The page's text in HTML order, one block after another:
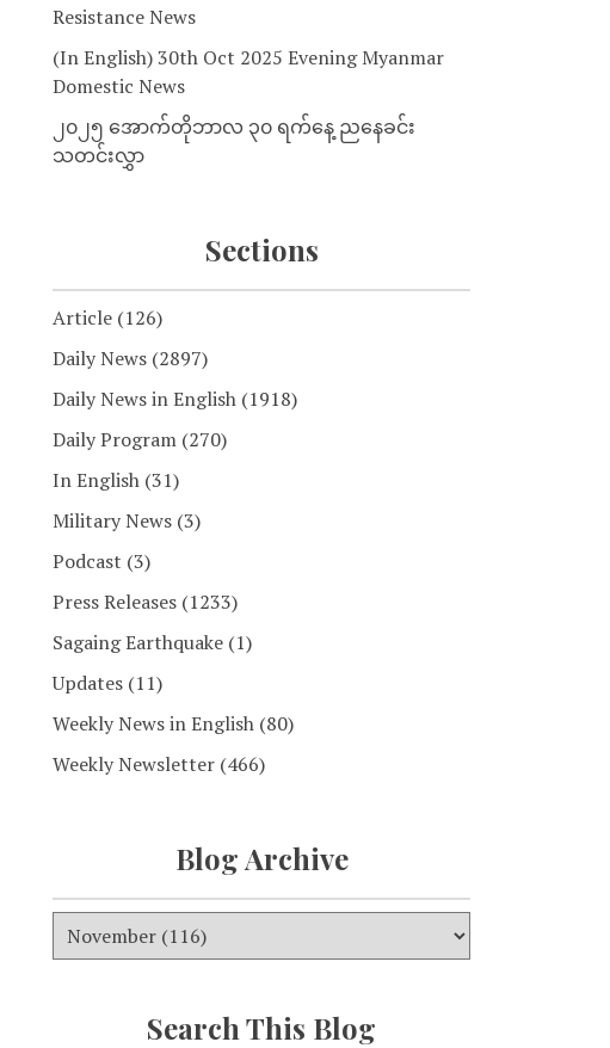
Resistance News
(In English) 30th Oct 2025 Evening Myanmar
Domestic News
၂၀၂၅ အောက်တိုဘာလ ၃၀ ရက်နေ့ ညနေခင်း
သတင်းလွှာ
Sections
Article (126)
Daily News (2897)
Daily News in English (1918)
Daily Program (270)
In English (31)
Military News (3)
Podcast (3)
Press Releases (1233)
Sagaing Earthquake (1)
Updates (11)
Weekly News in English (80)
Weekly Newsletter (466)
Blog Archive
Search This Blog